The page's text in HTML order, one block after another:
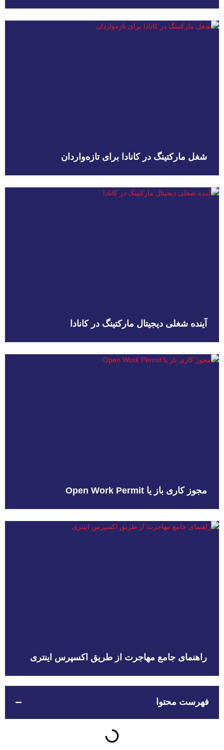
شغل مارکتینگ در کانادا برای تازه‌واردان
آینده شغلی دیجیتال مارکتینگ در کانادا
مجوز کاری باز یا Open Work Permit
راهنمای جامع مهاجرت از طریق اکسپرس اینتری
فهرست محتوا